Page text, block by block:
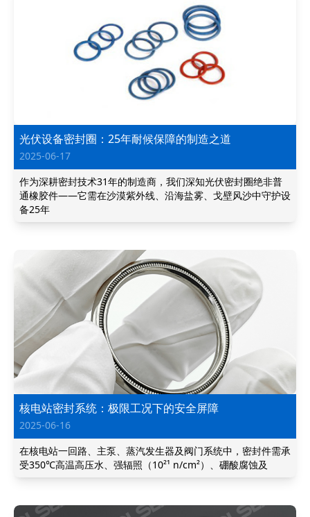
光伏设备密封圈：25年耐候保障的制造之道
2025-06-17
作为深耕密封技术31年的制造商，我们深知光伏密封圈绝非普
通橡胶件——它需在沙漠紫外线、沿海盐雾、戈壁风沙中守护设
备25年
核电站密封系统：极限工况下的安全屏障
2025-06-16
在核电站一回路、主泵、蒸汽发生器及阀门系统中，密封件需承
受350℃高温高压水、强辐照（10²¹ n/cm²）、硼酸腐蚀及